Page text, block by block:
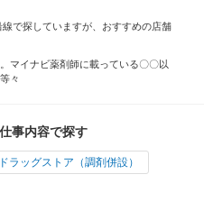
で探していますが、おすすめの店舗
マイナビ薬剤師に載っている〇〇以
々
事内容で探す
ドラッグストア（調剤併設）